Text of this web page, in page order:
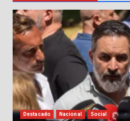
Destacado Nacional Social